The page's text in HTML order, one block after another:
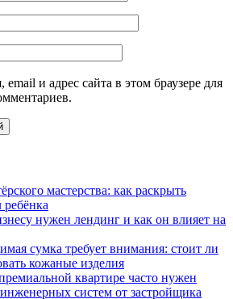
и адрес сайта в этом браузере для
мастерства: как раскрыть
ребёнка
нужен лендинг и как он влияет на
сумка требует внимания: стоит ли
кожаные изделия
квартире часто нужен
систем от застройщика